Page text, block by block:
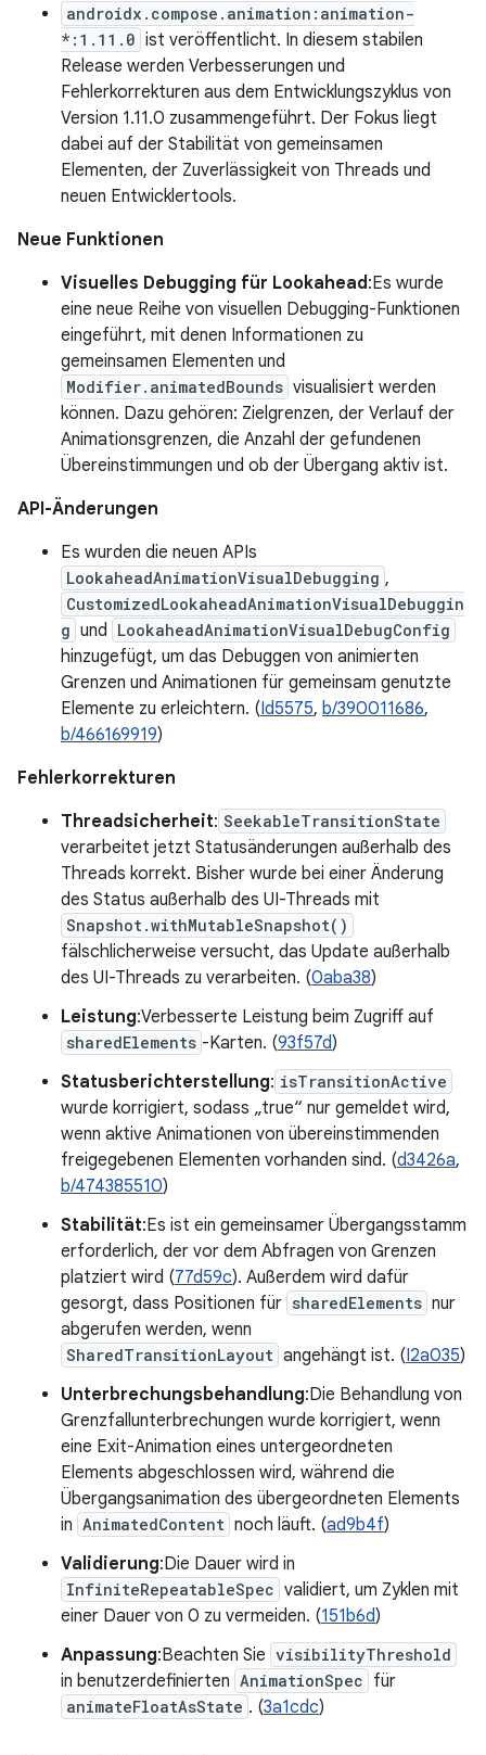
androidx.compose.animation:animation-
*:1.11.0 ist veröffentlicht. In diesem stabilen
Release werden Verbesserungen und
Fehlerkorrekturen aus dem Entwicklungszyklus von
Version 1.11.0 zusammengeführt. Der Fokus liegt
dabei auf der Stabilität von gemeinsamen
Elementen, der Zuverlässigkeit von Threads und
neuen Entwicklertools.
Neue Funktionen
Visuelles Debugging für Lookahead:Es wurde
eine neue Reihe von visuellen Debugging-Funktionen
eingeführt, mit denen Informationen zu
gemeinsamen Elementen und
Modifier.animatedBounds visualisiert werden
können. Dazu gehören: Zielgrenzen, der Verlauf der
Animationsgrenzen, die Anzahl der gefundenen
Übereinstimmungen und ob der Übergang aktiv ist.
API-Änderungen
Es wurden die neuen APIs
LookaheadAnimationVisualDebugging ,
CustomizedLookaheadAnimationVisualDebuggin
g und LookaheadAnimationVisualDebugConfig
hinzugefügt, um das Debuggen von animierten
Grenzen und Animationen für gemeinsam genutzte
Elemente zu erleichtern. (Id5575, b/390011686,
b/466169919)
Fehlerkorrekturen
Threadsicherheit: SeekableTransitionState
verarbeitet jetzt Statusänderungen außerhalb des
Threads korrekt. Bisher wurde bei einer Änderung
des Status außerhalb des UI-Threads mit
Snapshot.withMutableSnapshot()
fälschlicherweise versucht, das Update außerhalb
des UI-Threads zu verarbeiten. (0aba38)
Leistung:Verbesserte Leistung beim Zugriff auf
sharedElements -Karten. (93f57d)
Statusberichterstellung: isTransitionActive
wurde korrigiert, sodass „true“ nur gemeldet wird,
wenn aktive Animationen von übereinstimmenden
freigegebenen Elementen vorhanden sind. (d3426a,
b/474385510)
Stabilität:Es ist ein gemeinsamer Übergangsstamm
erforderlich, der vor dem Abfragen von Grenzen
platziert wird (77d59c). Außerdem wird dafür
gesorgt, dass Positionen für sharedElements nur
abgerufen werden, wenn
SharedTransitionLayout angehängt ist. (I2a035)
Unterbrechungsbehandlung:Die Behandlung von
Grenzfallunterbrechungen wurde korrigiert, wenn
eine Exit-Animation eines untergeordneten
Elements abgeschlossen wird, während die
Übergangsanimation des übergeordneten Elements
in AnimatedContent noch läuft. (ad9b4f)
Validierung:Die Dauer wird in
InfiniteRepeatableSpec validiert, um Zyklen mit
einer Dauer von 0 zu vermeiden. (151b6d)
Anpassung:Beachten Sie visibilityThreshold
in benutzerdefinierten AnimationSpec für
animateFloatAsState . (3a1cdc)